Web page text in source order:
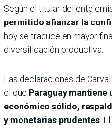
Según el titular del ente
permitido afianzar la
hoy se traduce en mayor
diversificación productiva.
Las declaraciones de
el que Paraguay mantiene
económico sólido,
y monetarias prudentes.